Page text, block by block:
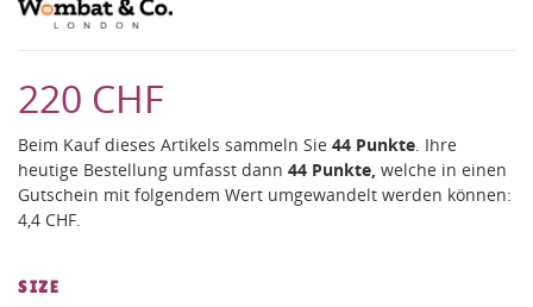
220 CHF
Beim Kauf dieses Artikels sammeln Sie 44 Punkte. Ihre
heutige Bestellung umfasst dann 44 Punkte, welche in einen
Gutschein mit folgendem Wert umgewandelt werden können:
4,4 CHF.
SIZE